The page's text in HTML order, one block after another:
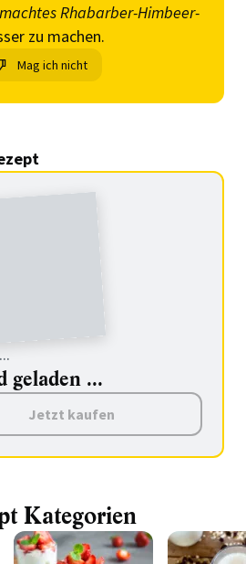
Rhabarber-Himbeer-
zu machen.
Mag ich nicht
geladen ...
Jetzt kaufen
Kategorien